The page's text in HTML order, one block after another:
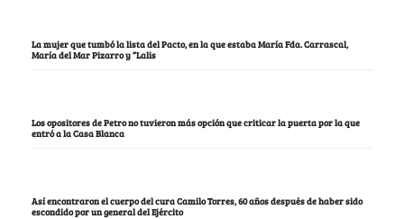
La mujer que tumbó la lista del Pacto, en la que estaba María Fda. Carrascal,
María del Mar Pizarro y “Lalis
Los opositores de Petro no tuvieron más opción que criticar la puerta por la que
entró a la Casa Blanca
Así encontraron el cuerpo del cura Camilo Torres, 60 años después de haber sido
escondido por un general del Ejército